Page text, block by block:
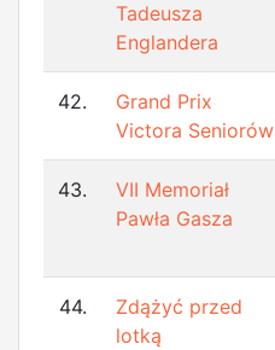
Tadeusza
Englandera
42.
Grand Prix
Victora Seniorów
43.
VII Memoriał
Pawła Gasza
44.
Zdążyć przed
lotką